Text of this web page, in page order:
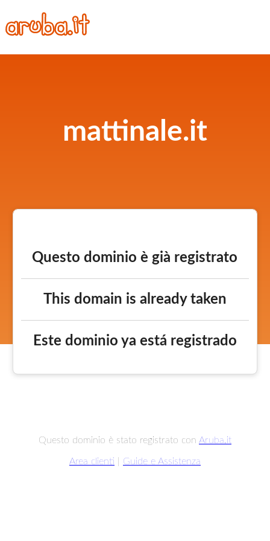
mattinale.it
Questo dominio è già registrato
This domain is already taken
Este dominio ya está registrado
Questo dominio è stato registrato con Aruba.it
Area clienti Guide e Assistenza